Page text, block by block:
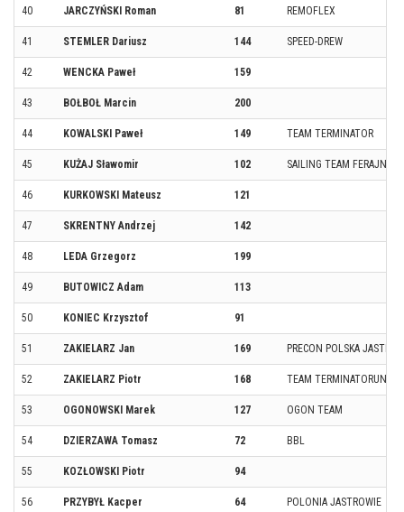
40 JARCZYŃSKI Roman 81 REMOFLEX
41 STEMLER Dariusz 144 SPEED-DREW
42 WENCKA Paweł 159
43 BOŁBOŁ Marcin 200
44 KOWALSKI Paweł 149 TEAM TERMINATOR
45 KUŻAJ Sławomir 102 SAILING TEAM FERAJNA
46 KURKOWSKI Mateusz 121
47 SKRENTNY Andrzej 142
48 LEDA Grzegorz 199
49 BUTOWICZ Adam 113
50 KONIEC Krzysztof 91
51 ZAKIELARZ Jan 169 PRECON POLSKA
52 ZAKIELARZ Piotr 168 TEAM TERMINATORUN
53 OGONOWSKI Marek 127 OGON TEAM
54 DZIERZAWA Tomasz 72 BBL
55 KOZŁOWSKI Piotr 94
56 PRZYBYŁ Kacper 64 POLONIA JASTROWIE